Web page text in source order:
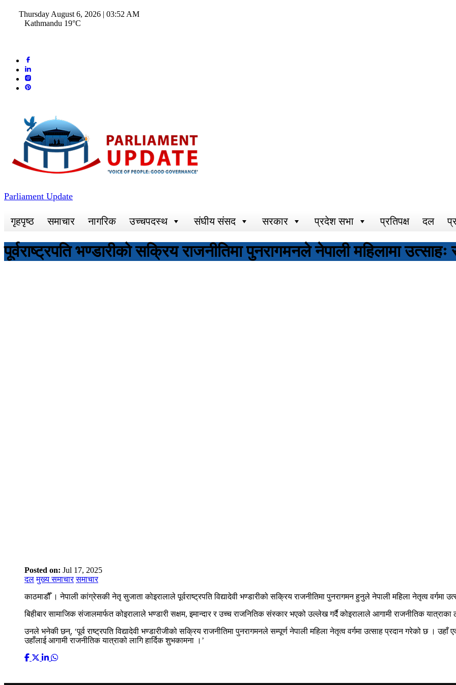
Thursday August 6, 2026 | 03:52 AM
Kathmandu 19°C
Parliament Update
गृहपृष्ठ समाचार नागरिक उच्चपदस्थ संघीय संसद सरकार प्रदेश सभा प्रतिपक्ष दल
पूर्वराष्ट्रपति भण्डारीको सक्रिय राजनीतिमा पुनरागमनले नेपाली महिलामा उत्साहः
Posted on: Jul 17, 2025
दल मुख्य समाचार समाचार
काठमाडौँ । नेपाली कांग्रेसकी नेतृ सुजाता कोइरालाले पूर्वराष्ट्रपति विद्यादेवी भण्डारीको सक्रिय राजनीतिमा पुनरागमन हुनुले नेपाली महिला नेतृत्व वर्गमा
बिहीबार सामाजिक संजालमार्फत कोइरालाले भण्डारी सक्षम, इमान्दार र उच्च राजनितिक संस्कार भएको उल्लेख गर्दै कोइरालाले आगामी राजनीतिक
उनले भनेकी छन्, ‘पूर्व राष्ट्रपति विद्यादेवी भण्डारीजीको सक्रिय राजनीतिमा पुनरागमनले सम्पूर्ण नेपाली महिला नेतृत्व वर्गमा उत्साह प्रदान गरेको छ ।
उहाँलाई आगामी राजनीतिक यात्राको लागि हार्दिक शुभकामना ।’